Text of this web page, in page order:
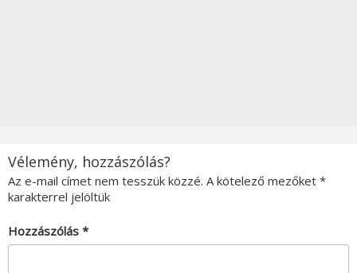
Vélemény, hozzászólás?
Az e-mail címet nem tesszük közzé. A kötelező mezőket *
karakterrel jelöltük
Hozzászólás *